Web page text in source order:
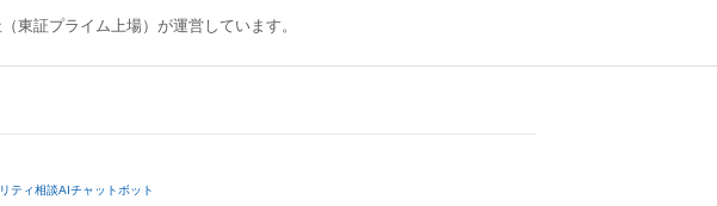
東証プライム上場）が運営しています。
ティ相談AIチャットボット